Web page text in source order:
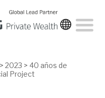
> 2023 > 40 años de
Project